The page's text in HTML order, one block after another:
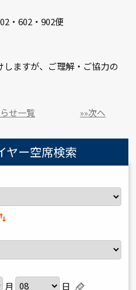
ヤー空席検索
import_export
月 日
・602・902便
ますが、ご理解・ご協力の
せ一覧 »»次へ